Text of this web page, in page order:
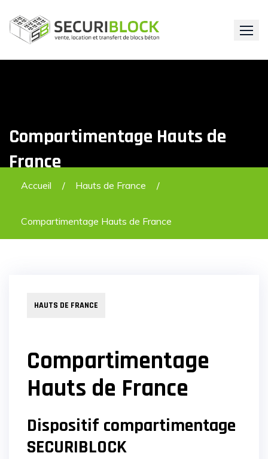
content
Compartimentage Hauts de
France
Accueil Hauts de France
Compartimentage Hauts de France
HAUTS DE FRANCE
Compartimentage
Hauts de France
Dispositif compartimentage
SECURIBLOCK